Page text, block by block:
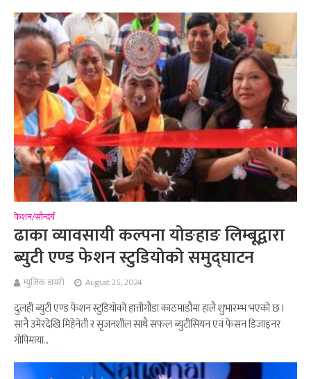
फेशन/सौन्दर्य
ढाका व्यावसायी कल्पना योङहाङ लिम्बूद्वारा
ब्युटी एण्ड फेशन स्टुडियोको समुद्घाटन
म्युजिक डायरी August 25, 2024
दुलही ब्युटी एण्ड फेशन स्टुडियोको हात्तीगौंडा काठमाडौंमा हालै शुभारम्भ भएको छ l
सानै उमेरदेखि मिहेनेती र सृजनशील साथै सफल ब्युटीसियन एवं फेसन डिजाइनर
गोपिमाया...